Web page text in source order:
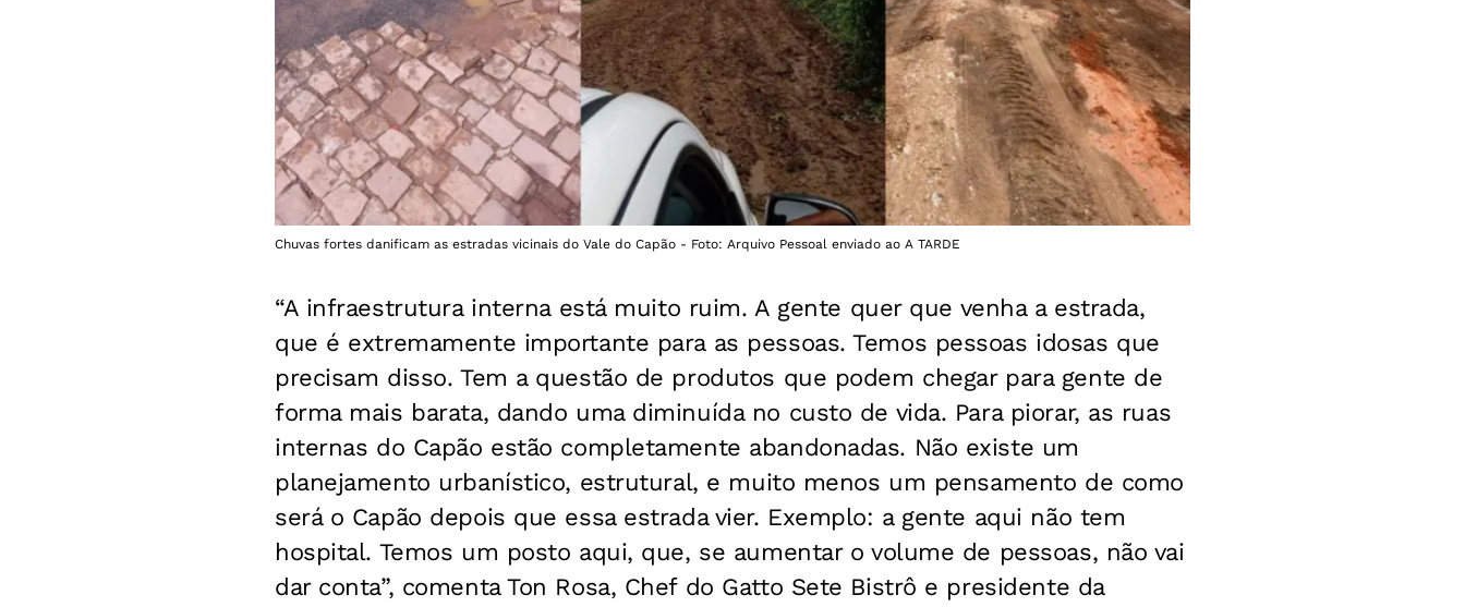
Chuvas fortes danificam as estradas vicinais do Vale do Capão - Foto: Arquivo Pessoal enviado ao A TARDE
“A infraestrutura interna está muito ruim. A gente quer que venha a estrada,
que é extremamente importante para as pessoas. Temos pessoas idosas que
precisam disso. Tem a questão de produtos que podem chegar para gente de
forma mais barata, dando uma diminuída no custo de vida. Para piorar, as ruas
internas do Capão estão completamente abandonadas. Não existe um
planejamento urbanístico, estrutural, e muito menos um pensamento de como
será o Capão depois que essa estrada vier. Exemplo: a gente aqui não tem
hospital. Temos um posto aqui, que, se aumentar o volume de pessoas, não vai
dar conta”, comenta Ton Rosa, Chef do Gatto Sete Bistrô e presidente da